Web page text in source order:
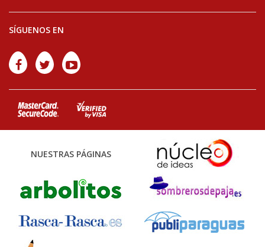
SÍGUENOS EN
NUESTRAS PÁGINAS